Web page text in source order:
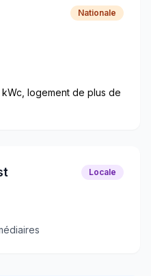
Nationale
kWc, logement de plus de
Locale